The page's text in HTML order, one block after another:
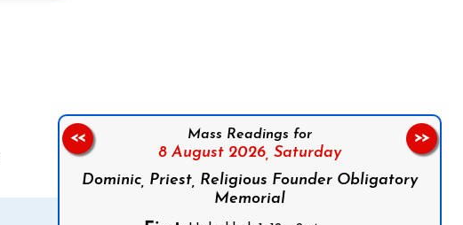
Mass Readings for
8 August 2026, Saturday
Dominic, Priest, Religious Founder Obligatory
Memorial
<< >>